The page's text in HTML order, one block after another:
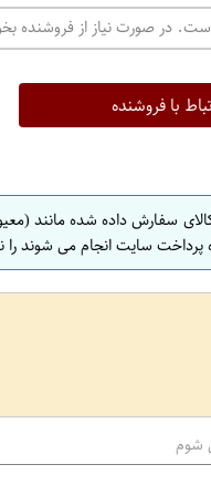
در صورت نیاز از فروشنده
با فروشنده
سفارش داده شده مانند
سایت انجام می شوند را
شوم